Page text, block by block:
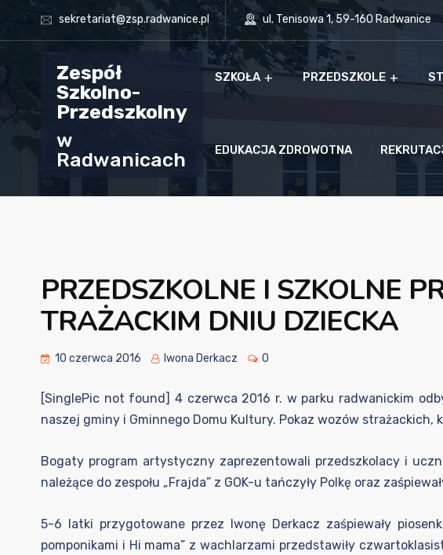
sekretariat@zsp.radwanice.pl ul. Tenisowa 1, 59-160 Radwanice
Zespół
Szkolno-
Przedszkolny
w
Radwanicach
SZKOŁA PRZEDSZKOLE
EDUKACJA ZDROWOTNA
PRZEDSZKOLNE I SZKOLNE
TRAŻACKIM DNIU DZIECKA
10 czerwca 2016 Iwona Derkacz 0
[SinglePic not found] 4 czerwca 2016 r. w parku radwanickim
naszej gminy i Gminnego Domu Kultury. Pokaz wozów
Bogaty program artystyczny zaprezentowali przedszkolacy i
należące do zespołu „Frajda” z GOK-u tańczyły Polkę oraz
5-6 latki przygotowane przez Iwonę Derkacz zaśpiewały
pomponikami i Hi mama” z wachlarzami przedstawiły